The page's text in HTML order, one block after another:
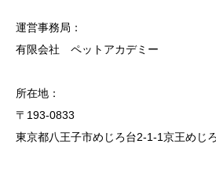
運営事務局：
有限会社 ペットアカデミー
所在地：
〒193-0833
東京都八王子市めじろ台2-1-1京王めじ